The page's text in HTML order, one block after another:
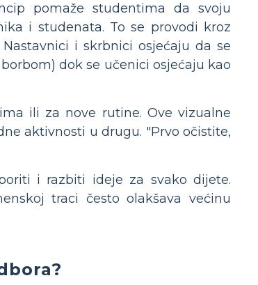
pomaže studentima da svoju
i studenata. To se provodi kroz
i skrbnici osjećaju da se
dok se učenici osjećaju kao
ili za nove rutine. Ove vizualne
aktivnosti u drugu. "Prvo očistite,
i razbiti ideje za svako dijete.
traci često olakšava većinu